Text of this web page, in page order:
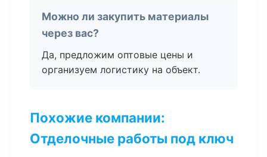
Можно ли закупить материалы
через вас?
Да, предложим оптовые цены и
организуем логистику на объект.
Похожие компании:
Отделочные работы под ключ